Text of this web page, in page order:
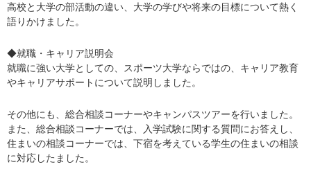
高校と大学の部活動の違い、大学の学びや将来の目標について熱く
語りかけました。
◆就職・キャリア説明会
就職に強い大学としての、スポーツ大学ならではの、キャリア教育
やキャリアサポートについて説明しました。
その他にも、総合相談コーナーやキャンパスツアーを行いました。
また、総合相談コーナーでは、入学試験に関する質問にお答えし、
住まいの相談コーナーでは、下宿を考えている学生の住まいの相談
に対応したました。